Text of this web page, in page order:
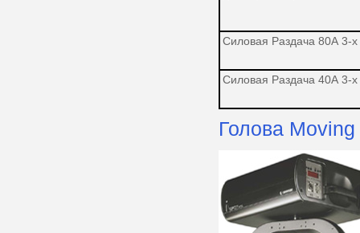
Силовая Раздача 80А 3-
Силовая Раздача 40А 3-
Голова